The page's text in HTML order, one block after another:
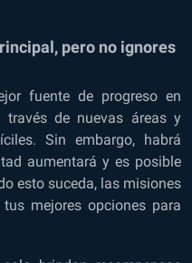
pero no ignores
fuente de progreso en
de nuevas áreas y
Sin embargo, habrá
aumentará y es posible
esto suceda, las misiones
mejores opciones para